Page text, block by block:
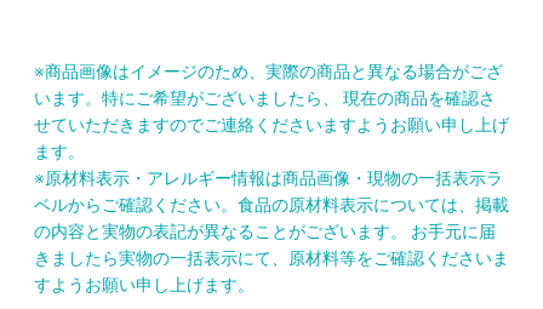
※商品画像はイメージのため、実際の商品と異なる場合がござ
います。特にご希望がございましたら、 現在の商品を確認さ
せていただきますのでご連絡くださいますようお願い申し上げ
ます。
※原材料表示・アレルギー情報は商品画像・現物の一括表示ラ
ベルからご確認ください。食品の原材料表示については、掲載
の内容と実物の表記が異なることがございます。 お手元に届
きましたら実物の一括表示にて、原材料等をご確認くださいま
すようお願い申し上げます。